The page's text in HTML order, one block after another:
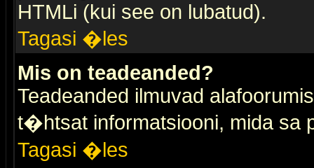
HTMLi (kui see on lubatud).
Tagasi �les
Mis on teadeanded?
Teadeanded ilmuvad
t�htsat informatsiooni, mida sa
Tagasi �les